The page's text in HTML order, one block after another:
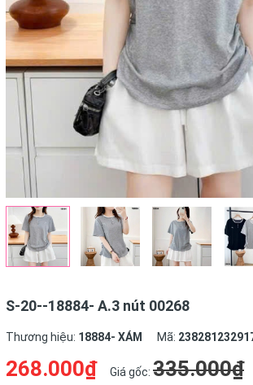
S-20--18884- A.3 nút 00268
Thương hiệu: 18884- XÁM Mã:
268.000₫ Giá gốc: 335.000₫